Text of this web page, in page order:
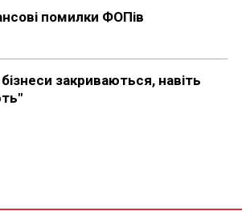
помилки ФОПів
закриваються, навіть